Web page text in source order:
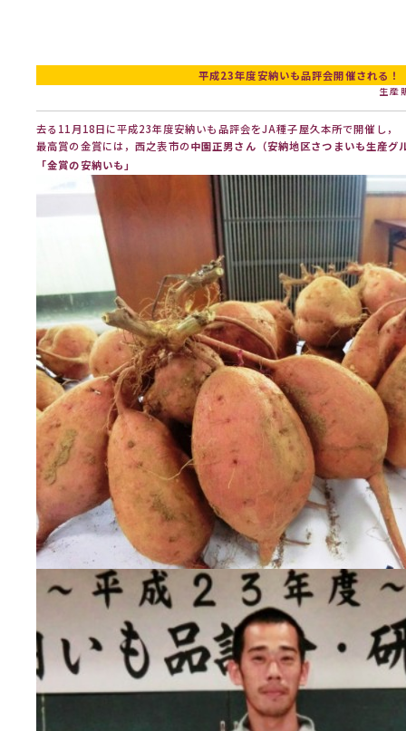
平成23年度安納いも品評会開催される！
生産
去る11月18日に平成23年度安納いも品評会をJA種子屋久本所で開催し，
最高賞の金賞には，西之表市の中園正男さん（安納地区さつまいも生産グ
「金賞の安納いも」